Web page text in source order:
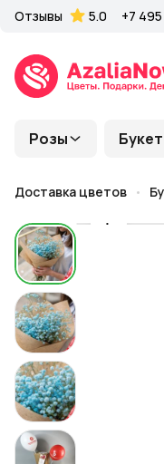
Розы
Отзывы 5.0 +7
Доставка цветов